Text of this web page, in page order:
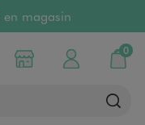
en magasin
Choisir mon magasin
Mon compte
0
Mon